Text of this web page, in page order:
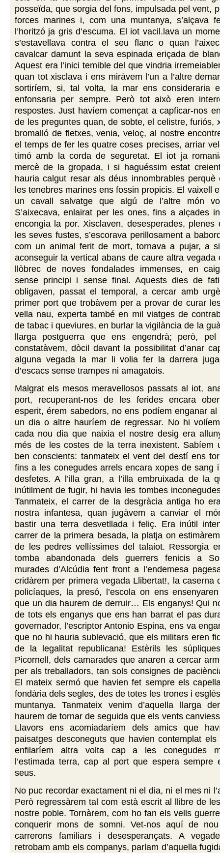
posseïda, que sorgia del fons, impulsada pel vent,
forces marines i, com una muntanya, s’alçava
l’horitzó ja gris d’escuma. El iot vacil.lava un
s’estavellava contra el seu flanc o quan
cavalcar damunt la seva espinada eriçada de
Aquest era l’inici temible del que vindria
quan tot xisclava i ens miràvem l’un a l’altre
sortiríem, si, tal volta, la mar ens consideraria
enfonsaria per sempre. Però tot això eren
respostes. Just havíem començat a capficar-nos
de les preguntes quan, de sobte, el celistre, furiós,
bromalló de fletxes, venia, veloç, al nostre
el temps de fer les quatre coses precises, arriar
timó amb la corda de seguretat. El iot ja
mercè de la gropada, i si haguéssim estat
hauria calgut resar als déus innombrables perquè
les tenebres marines ens fossin propicis. El vaixell
un cavall salvatge que algú de l’altre món
S’aixecava, enlairat per les ones, fins a alçades
encongia la por. Xisclaven, desesperades, plenes
les seves fustes, s’escorava perillosament a
com un animal ferit de mort, tornava a pujar, a
aconseguir la vertical abans de caure altra vegada
llòbrec de noves fondalades immenses, en
sense principi i sense final. Aquests dies de
obligaven, passat el temporal, a cercar amb
primer port que trobàvem per a provar de curar
vella nau, experta també en mil viatges de
de tabac i queviures, en burlar la vigilància de la
llarga postguerra que ens engendrà; però,
constatàvem, dòcil davant la possibilitat d’anar
alguna vegada la mar li volia fer la darrera
d’escacs sense trampes ni amagatois.
Malgrat els mesos meravellosos passats al iot,
port, recuperant-nos de les ferides encara
esperit, érem sabedors, no ens podíem enganar al
un dia o altre hauríem de regressar. No hi
cada nou dia que naixia el nostre desig era
més de les costes de la terra inexistent. Sabíem
ben conscients: tanmateix el vent del destí ens
fins a les conegudes arrels encara xopes de sang i
desfetes. A l’illa gran, a l’illa embruixada de la
inútilment de fugir, hi havia les tombes
Tanmateix, el carrer de la desgràcia antiga ho
nostra infantesa, quan jugàvem a canviar el
bastir una terra desvetllada i feliç. Era inútil
carrer de la primera besada, la platja on
de les pedres vellíssimes del talaiot. Ressorgia
tomba abandonada dels guerrers fenicis a
murades d’Alcúdia fent front a l’endemesa
cridàrem per primera vegada Llibertat!, la caserna
policíaques, la presó, l’escola on ens
que un dia haurem de derruir… Els enganys! Qui
de tots els enganys que ens han barrat el pas
governador, l’escriptor Antonio Espina, ens va
que no hi hauria sublevació, que els militars eren
de la legalitat republicana! Estèrils les
Picornell, dels camarades que anaren a cercar
per als treballadors, tan sols consignes de
El mateix sermó que havien fet sempre els
fondària dels segles, des de totes les trones i
muntanya. Tanmateix venim d’aquella llarga
haurem de tornar de seguida que els vents
Llavors ens acomiadaríem dels amics que
paisatges desconeguts que havien contemplat
enfilaríem altra volta cap a les conegudes
l’estimada terra, cap al port que espera sempre
seus.
No puc recordar exactament ni el dia, ni el mes ni
Però regressàrem tal com està escrit al llibre de
nostre poble. Tornàrem, com ho fan els vells
conquerir mons de somni. Vet-nos aquí de
carrerons familiars i desesperançats. A
retrobam amb els companys, parlam d’aquella